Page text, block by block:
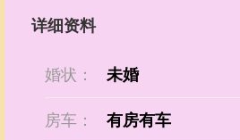
详细资料
婚状： 未婚
房车： 有房有车